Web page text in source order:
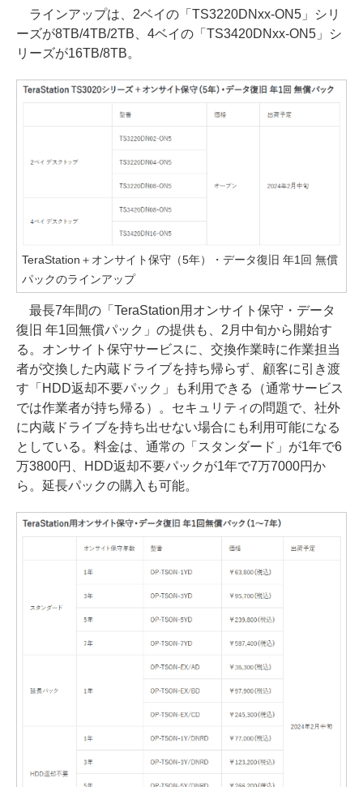
ラインアップは、2ベイの「TS3220DNxx-ON5」シリ
ーズが8TB/4TB/2TB、4ベイの「TS3420DNxx-ON5」シ
リーズが16TB/8TB。
TeraStation＋オンサイト保守（5年）・データ復旧 年1回 無償
パックのラインアップ
最長7年間の「TeraStation用オンサイト保守・データ
復旧 年1回無償パック」の提供も、2月中旬から開始す
る。オンサイト保守サービスに、交換作業時に作業担当
者が交換した内蔵ドライブを持ち帰らず、顧客に引き渡
す「HDD返却不要パック」も利用できる（通常サービス
では作業者が持ち帰る）。セキュリティの問題で、社外
に内蔵ドライブを持ち出せない場合にも利用可能になる
としている。料金は、通常の「スタンダード」が1年で6
万3800円、HDD返却不要パックが1年で7万7000円か
ら。延長パックの購入も可能。